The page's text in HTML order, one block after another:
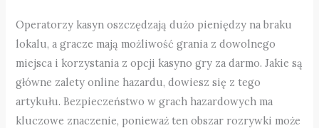
Operatorzy kasyn oszczędzają dużo pieniędzy na braku
lokalu, a gracze mają możliwość grania z dowolnego
miejsca i korzystania z opcji kasyno gry za darmo. Jakie są
główne zalety online hazardu, dowiesz się z tego
artykułu. Bezpieczeństwo w grach hazardowych ma
kluczowe znaczenie, ponieważ ten obszar rozrywki może